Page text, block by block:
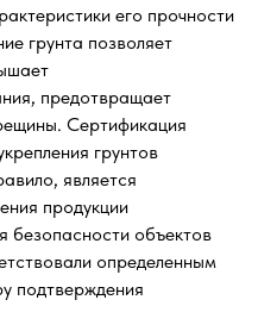
его прочности
грунта позволяет
предотвращает
Сертификация
грунтов
является
продукции
безопасности объектов
определенным
подтверждения